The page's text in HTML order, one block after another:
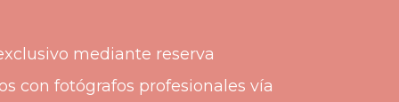
mediante reserva
con fotógrafos profesionales vía